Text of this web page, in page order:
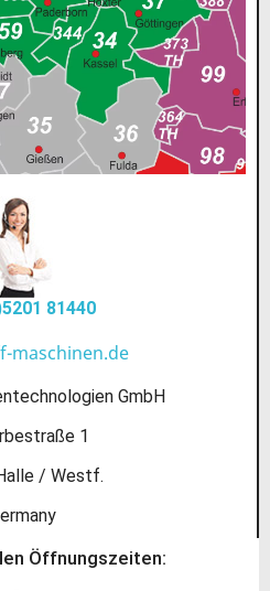
81440
maschinen.de
GmbH
1
/ Westf.
Öffnungszeiten: